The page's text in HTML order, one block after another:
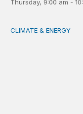
Thursday, 9:00 am -
Tending the
CLIMATE & ENERGY